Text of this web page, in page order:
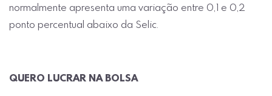
normalmente apresenta uma variação entre 0,1 e 0,2
ponto percentual abaixo da Selic.
QUERO LUCRAR NA BOLSA